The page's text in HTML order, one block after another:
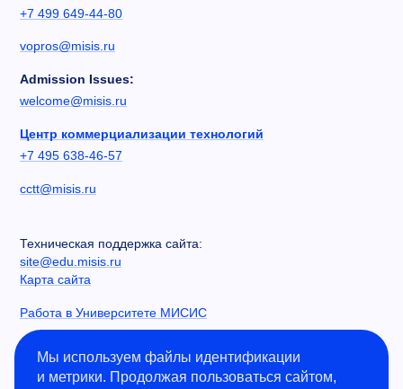
+7 499 649-44-80
vopros@misis.ru
Admission Issues:
welcome@misis.ru
Центр коммерциализации технологий
+7 495 638-46-57
cctt@misis.ru
Техническая поддержка сайта:
site@edu.misis.ru
Карта сайта
Работа в Университете МИСИС
Информация о закупках
Мы используем файлы идентификации
и метрики. Продолжая пользоваться сайтом,